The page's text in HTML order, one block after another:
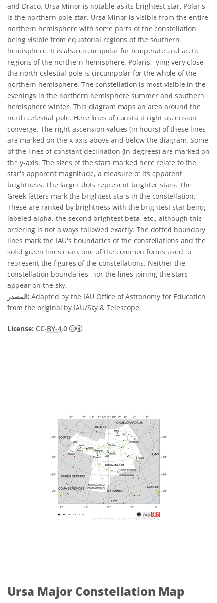
and Draco. Ursa Minor is notable as its brightest star, Polaris
is the northern pole star. Ursa Minor is visible from the entire
northern hemisphere with some parts of the constellation
being visible from equatorial regions of the southern
hemisphere. It is also circumpolar for temperate and arctic
regions of the northern hemisphere. Polaris, lying very close
the north celestial pole is circumpolar for the whole of the
northern hemisphere. The constellation is most visible in the
evenings in the northern hemisphere summer and southern
hemisphere winter. This diagram maps an area around the
north celestial pole. Here lines of constant right ascension
converge. The right ascension values (in hours) of these lines
are marked on the x-axis above and below the diagram. Some
of the lines of constant declination (in degrees) are marked on
the y-axis. The sizes of the stars marked here relate to the
star's apparent magnitude, a measure of its apparent
brightness. The larger dots represent brighter stars. The
Greek letters mark the brightest stars in the constellation.
These are ranked by brightness with the brightest star being
labeled alpha, the second brightest beta, etc., although this
ordering is not always followed exactly. The dotted boundary
lines mark the IAU's boundaries of the constellations and the
solid green lines mark one of the common forms used to
represent the figures of the constellations. Neither the
constellation boundaries, nor the lines joining the stars
appear on the sky.
المصدر: Adapted by the IAU Office of Astronomy for Education
from the original by IAU/Sky & Telescope
License: CC-BY-4.0
Ursa Major Constellation Map